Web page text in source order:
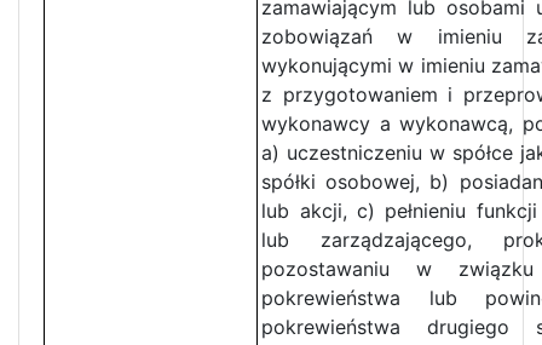
zamawiającym lub osobami
zobowiązań w imieniu
wykonującymi w imieniu
z przygotowaniem i
wykonawcy a wykonawcą,
a) uczestniczeniu w spółce
spółki osobowej, b)
lub akcji, c) pełnieniu
lub zarządzającego,
pozostawaniu w
pokrewieństwa lub
pokrewieństwa drugiego